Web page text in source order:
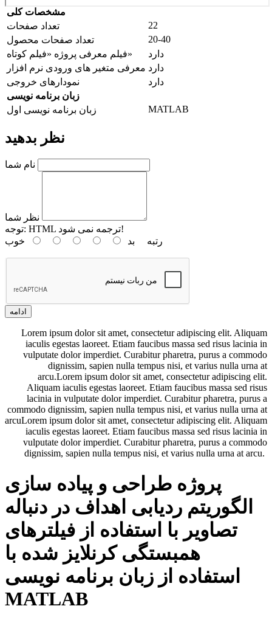
مشخصات کلی
تعداد صفحات
22
تعداد صفحات محصول
20-40
فیلم معرفی پروژه «فیلم کوتاه»
دارد
معرفی متغیر های ورودی نرم افزار دارد
نمودارهای خروجی
دارد
زبان برنامه نویسی
زبان برنامه نویسی اول
MATLAB
نظر بدهید
نام شما
نظر شما
توجه:
HTML ترجمه نمی شود!
رتبه بد خوب
ادامه
Lorem ipsum dolor sit amet, consectetur adipiscing elit. Aliquam
iaculis egestas laoreet. Etiam faucibus massa sed risus lacinia in
vulputate dolor imperdiet. Curabitur pharetra, purus a commodo
dignissim, sapien nulla tempus nisi, et varius nulla urna at
arcu.Lorem ipsum dolor sit amet, consectetur adipiscing elit.
Aliquam iaculis egestas laoreet. Etiam faucibus massa sed risus
lacinia in vulputate dolor imperdiet. Curabitur pharetra, purus a
commodo dignissim, sapien nulla tempus nisi, et varius nulla urna at
arcuLorem ipsum dolor sit amet, consectetur adipiscing elit. Aliquam
iaculis egestas laoreet. Etiam faucibus massa sed risus lacinia in
vulputate dolor imperdiet. Curabitur pharetra, purus a commodo
dignissim, sapien nulla tempus nisi, et varius nulla urna at arcu.
پروژه طراحی و پیاده سازی
الگوریتم ردیابی اهداف در دنباله
تصاویر با استفاده از فیلترهای
همبستگی کرنلایز شده با
استفاده از زبان برنامه نویسی
MATLAB